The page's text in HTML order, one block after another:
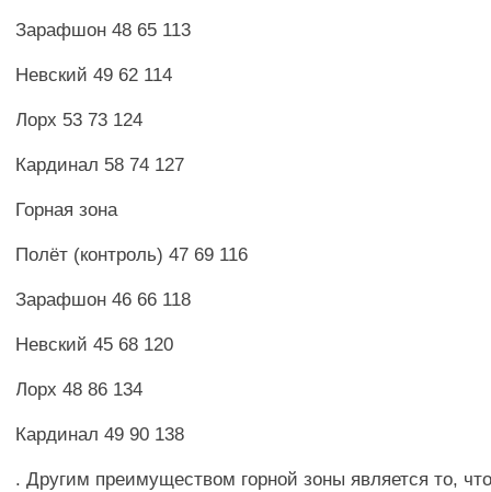
Зарафшон 48 65 113
Невский 49 62 114
Лорх 53 73 124
Кардинал 58 74 127
Горная зона
Полёт (контроль) 47 69 116
Зарафшон 46 66 118
Невский 45 68 120
Лорх 48 86 134
Кардинал 49 90 138
. Другим преимуществом горной зоны является то,